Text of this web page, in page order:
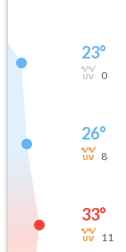
23°
0
26°
8
33°
11